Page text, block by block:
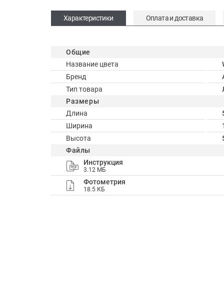
Характеристики Оплата и доставка
Общие
Название цвета
Бренд
Тип товара
Размеры
Длина
Ширина
Высота
Файлы
Инструкция
3.12 МБ
Фотометрия
18.5 КБ